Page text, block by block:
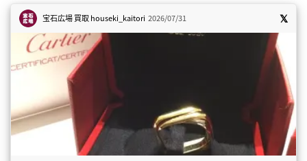
宝石広場 買取houseki_kaitori 2026/07/31